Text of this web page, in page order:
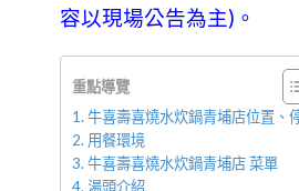
容以現場公告為主)。
重點導覽
牛喜壽喜燒水炊鍋青埔店位置、
用餐環境
牛喜壽喜燒水炊鍋青埔店 菜單
湯頭介紹